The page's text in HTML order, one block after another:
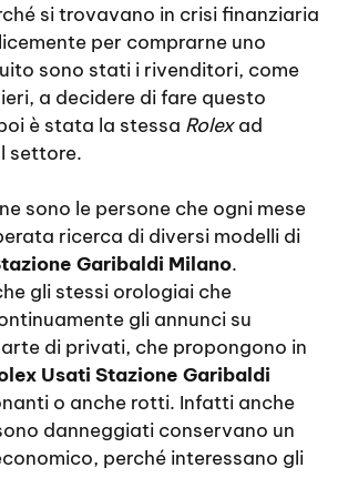
si trovavano in crisi finanziaria
per comprarne uno
sono stati i rivenditori, come
a decidere di fare questo
è stata la stessa Rolexad
settore.
sono le persone che ogni mese
ricerca di diversi modelli di
Garibaldi Milano.
gli stessi orologiai che
gli annunci su
di privati, che propongono in
Usati Stazione Garibaldi
o anche rotti. Infatti anche
danneggiati conservano un
perché interessano gli